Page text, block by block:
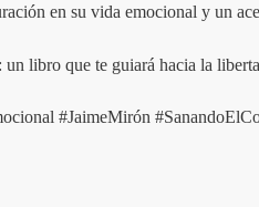
en su vida emocional y un
un libro que te guiará hacia la
#JaimeMirón